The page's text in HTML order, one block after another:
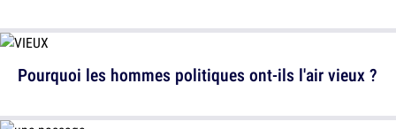
Pourquoi les hommes politiques ont-ils l'air vieux ?